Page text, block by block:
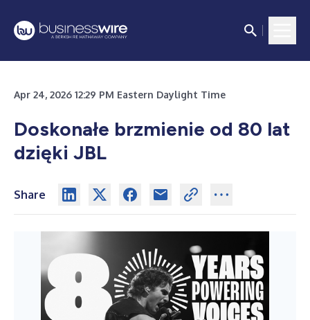
Apr 24, 2026 12:29 PM Eastern Daylight Time
Doskonałe brzmienie od 80 lat
dzięki JBL
Share